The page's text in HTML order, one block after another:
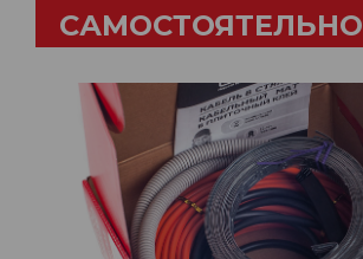
САМОСТОЯТЕЛЬНО